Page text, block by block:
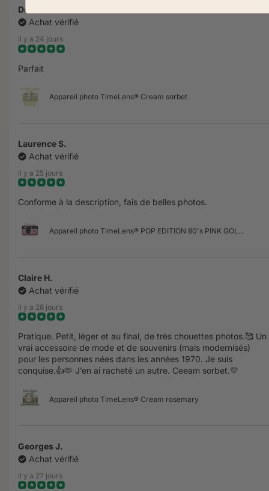
Dorothée C.
Achat vérifié
il y a 24 jours
Parfait
Appareil photo TimeLens® Cream sorbet
Laurence S.
Achat vérifié
il y a 25 jours
Conforme à la description, fais de belles photos.
Appareil photo TimeLens® POP EDITION 80's PINK GOL...
Claire H.
Achat vérifié
il y a 26 jours
Pratique. Petit, léger et au final, de très chouettes photos.🥰 Un
vrai accessoire de mode et de souvenirs (mais modernisés)
pour les personnes nées dans les années 1970. Je suis
conquise.👍🫶 J’en ai racheté un autre. Ceeam sorbet.💛
Appareil photo TimeLens® Cream rosemary
Georges J.
Achat vérifié
il y a 27 jours